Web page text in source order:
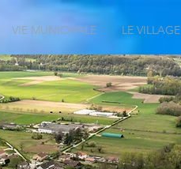
VIE MUNICIPALE LE VILLAGE